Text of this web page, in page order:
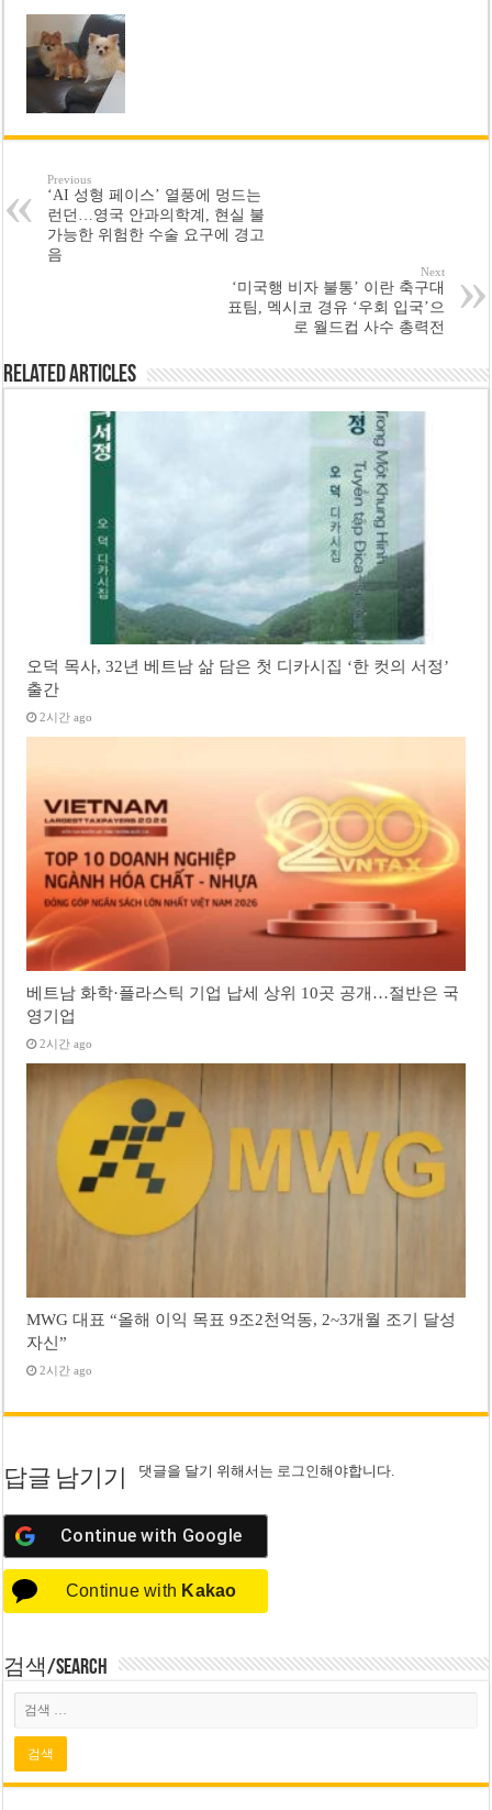
Previous
‘AI 성형 페이스’ 열풍에 멍드는
런던…영국 안과의학계, 현실 불
가능한 위험한 수술 요구에 경고
음
Next
‘미국행 비자 불통’ 이란 축구대
표팀, 멕시코 경유 ‘우회 입국’으
로 월드컵 사수 총력전
Related Articles
오덕 목사, 32년 베트남 삶 담은 첫 디카시집 ‘한 컷의 서정’
출간
2시간 ago
베트남 화학·플라스틱 기업 납세 상위 10곳 공개…절반은 국
영기업
2시간 ago
MWG 대표 “올해 이익 목표 9조2천억동, 2~3개월 조기 달성
자신”
2시간 ago
답글 남기기 댓글을 달기 위해서는 로그인해야합니다.
Continue with Google
Continue with Kakao
검색/Search